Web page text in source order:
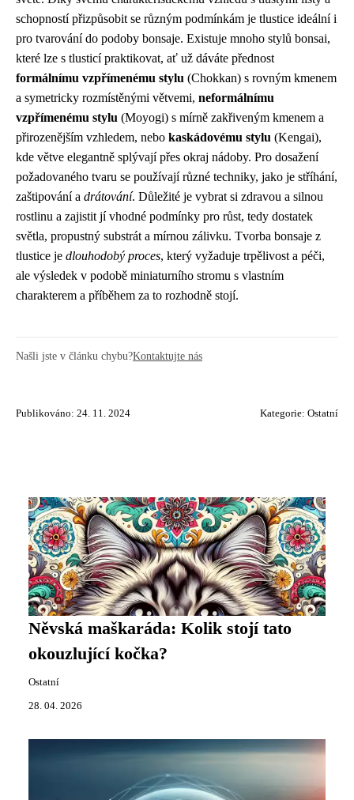
schopností přizpůsobit se různým podmínkám je tlustice ideální i
pro tvarování do podoby bonsaje. Existuje mnoho stylů bonsai,
které lze s tlusticí praktikovat, ať už dáváte přednost
formálnímu vzpřímenému stylu (Chokkan) s rovným kmenem
a symetricky rozmístěnými větvemi, neformálnímu
vzpřímenému stylu (Moyogi) s mírně zakřiveným kmenem a
přirozenějším vzhledem, nebo kaskádovému stylu (Kengai),
kde větve elegantně splývají přes okraj nádoby. Pro dosažení
požadovaného tvaru se používají různé techniky, jako je stříhání,
zaštipování a drátování. Důležité je vybrat si zdravou a silnou
rostlinu a zajistit jí vhodné podmínky pro růst, tedy dostatek
světla, propustný substrát a mírnou zálivku. Tvorba bonsaje z
tlustice je dlouhodobý proces, který vyžaduje trpělivost a péči,
ale výsledek v podobě miniaturního stromu s vlastním
charakterem a příběhem za to rozhodně stojí.
Našli jste v článku chybu?Kontaktujte nás
Publikováno: 24. 11. 2024 Kategorie: Ostatní
Něvská maškaráda: Kolik stojí tato
okouzlující kočka?
Ostatní
28. 04. 2026